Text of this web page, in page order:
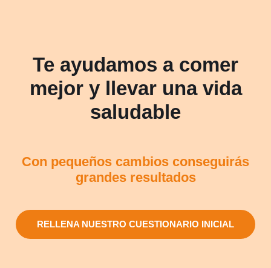
Te ayudamos a comer
mejor y llevar una vida
saludable
Con pequeños cambios conseguirás
grandes resultados
RELLENA NUESTRO CUESTIONARIO INICIAL